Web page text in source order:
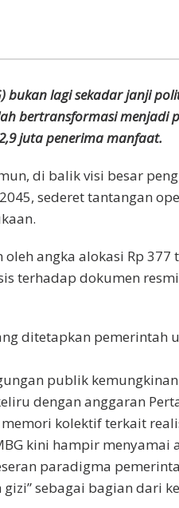
bukan lagi sekadar janji
bertransformasi menjadi
juta penerima manfaat.
di balik visi besar
sederet tantangan
angka alokasi Rp
terhadap dokumen
ditetapkan pemerintah
publik
dengan anggaran
kolektif terkait
kini hampir menyamai
paradigma
sebagai bagian dari